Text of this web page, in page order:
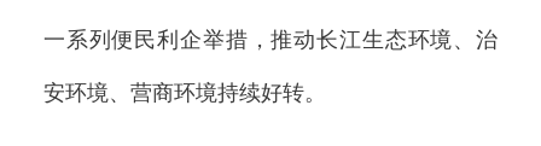
一系列便民利企举措，推动长江生态环境、治
安环境、营商环境持续好转。